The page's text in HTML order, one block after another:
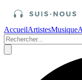
AccueilArtistesMusique